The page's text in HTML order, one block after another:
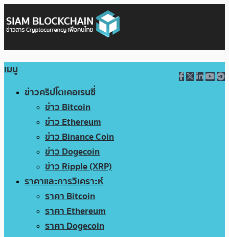
เมนู
ข่าวคริปโตเคอเรนซี่
ข่าว Bitcoin
ข่าว Ethereum
ข่าว Binance Coin
ข่าว Dogecoin
ข่าว Ripple (XRP)
ราคาและการวิเคราะห์
ราคา Bitcoin
ราคา Ethereum
ราคา Dogecoin